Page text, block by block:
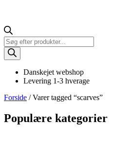
Products
search
Danskejet webshop
Levering 1-3 hverage
Forside / Varer tagged “scarves”
Populære kategorier